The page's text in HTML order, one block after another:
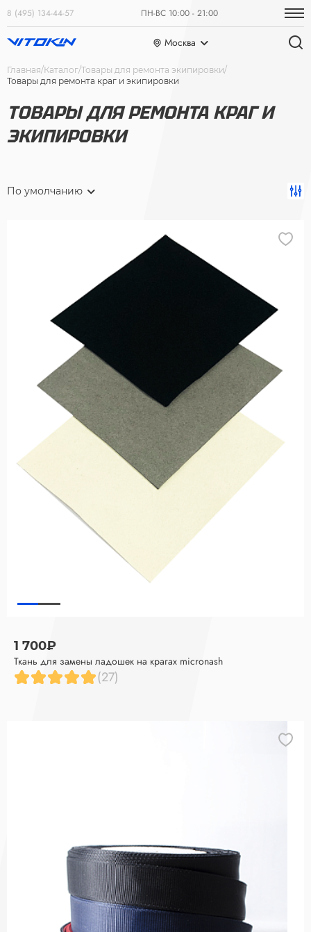
8 (495) 134-44-57 ПН-ВС 10:00 - 21:00
Москва
Главная Каталог Товары для ремонта экипировки
Товары для ремонта краг и экипировки
ТОВАРЫ ДЛЯ РЕМОНТА КРАГ И
ЭКИПИРОВКИ
По умолчанию
1 700₽
Ткань для замены ладошек на крагах micronash
(27)